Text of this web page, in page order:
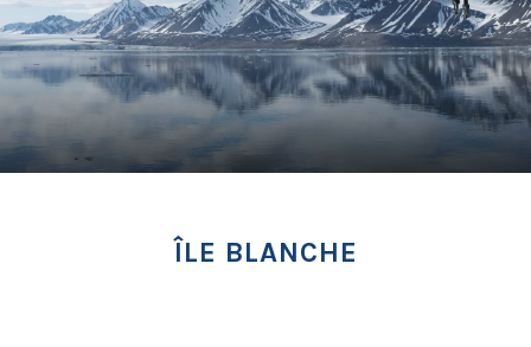
ÎLE BLANCHE